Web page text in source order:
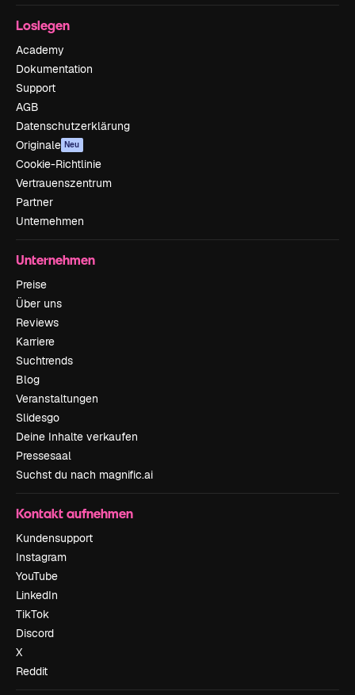
Loslegen
Academy
Dokumentation
Support
AGB
Datenschutzerklärung
Originale Neu
Cookie-Richtlinie
Vertrauenszentrum
Partner
Unternehmen
Unternehmen
Preise
Über uns
Reviews
Karriere
Suchtrends
Blog
Veranstaltungen
Slidesgo
Deine Inhalte verkaufen
Pressesaal
Suchst du nach magnific.ai
Kontakt aufnehmen
Kundensupport
Instagram
YouTube
LinkedIn
TikTok
Discord
X
Reddit